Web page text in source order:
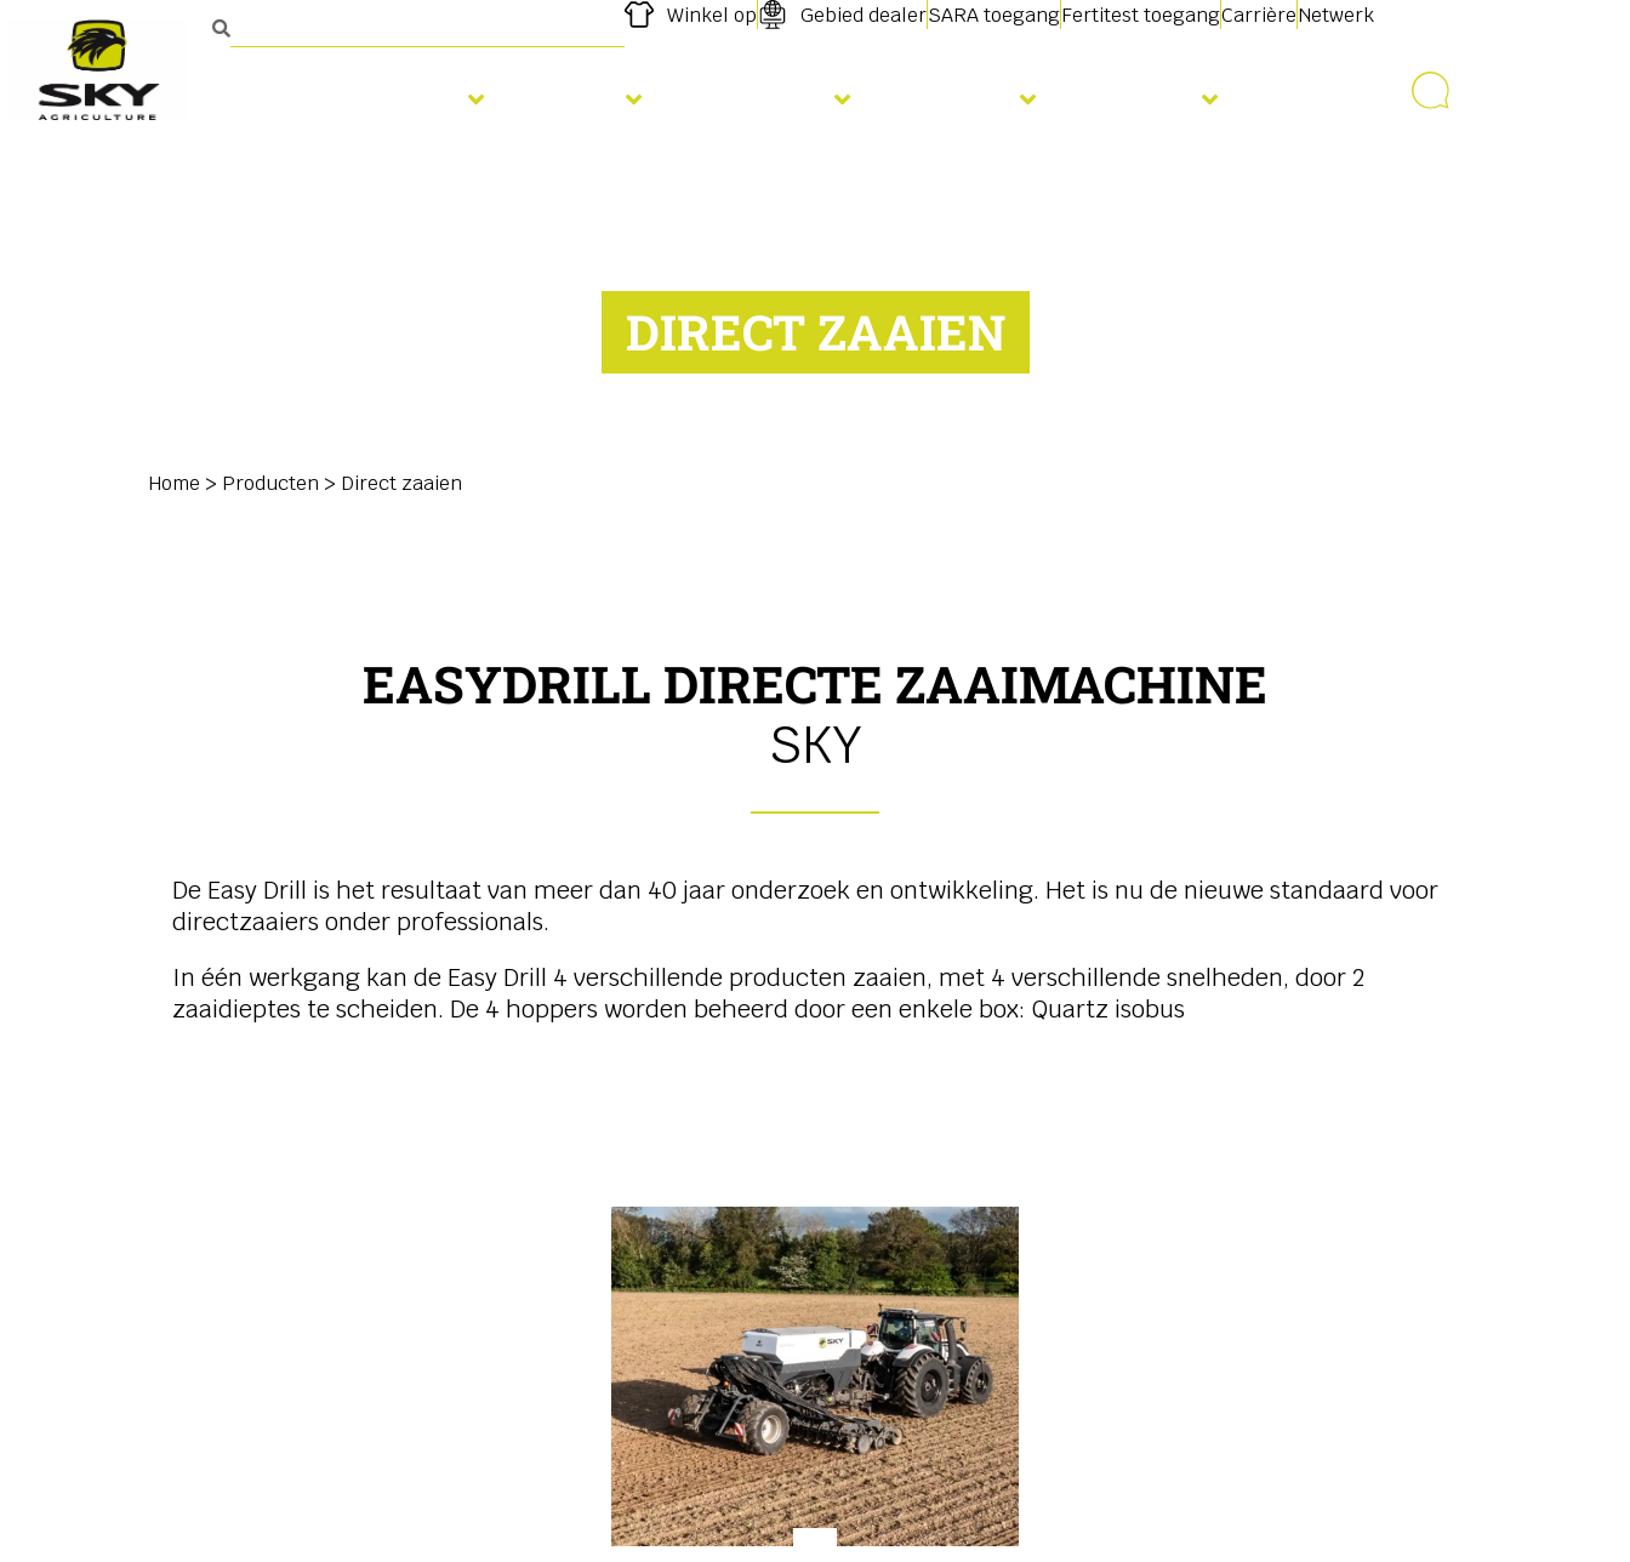
Winkel op Gebied dealerSARA toegangFertitest toegangCarrièreNetwerk
DIRECT ZAAIEN
Home > Producten > Direct zaaien
EASYDRILL DIRECTE ZAAIMACHINE
SKY
De Easy Drill is het resultaat van meer dan 40 jaar onderzoek en ontwikkeling. Het is nu de nieuwe standaard voor
directzaaiers onder professionals.
In één werkgang kan de Easy Drill 4 verschillende producten zaaien, met 4 verschillende snelheden, door 2
zaaidieptes te scheiden. De 4 hoppers worden beheerd door een enkele box: Quartz isobus